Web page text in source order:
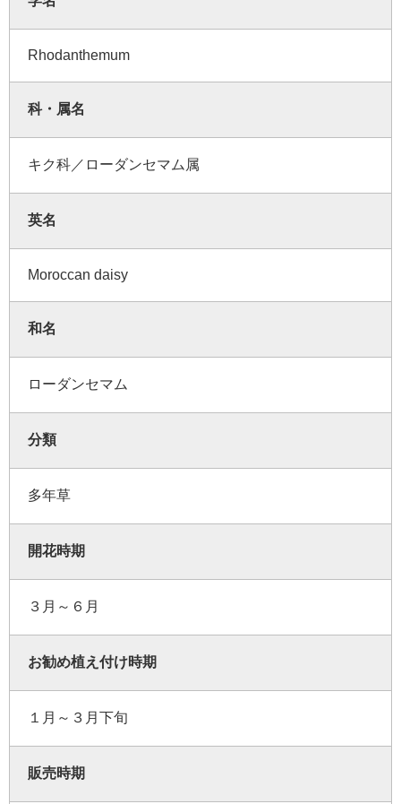
Rhodanthemum
科・属名
キク科／ローダンセマム属
英名
Moroccan daisy
和名
ローダンセマム
分類
多年草
開花時期
３月～６月
お勧め植え付け時期
１月～３月下旬
販売時期